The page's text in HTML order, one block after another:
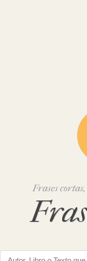
Frases